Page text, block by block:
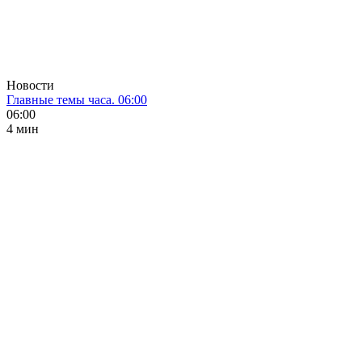
Новости
Главные темы часа. 06:00
06:00
4 мин